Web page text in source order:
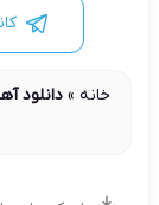
خانه » دانلود